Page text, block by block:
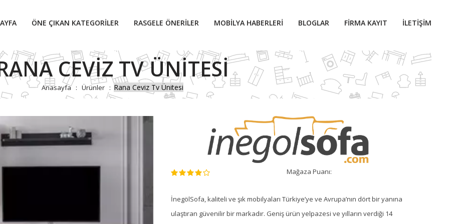
ÖNE ÇIKAN KATEGORILER RASGELE ÖNERILER MOBILYA HABERLERI BLOGLAR FIRMA KAYIT İLETIŞIM
CEVIZ TV ÜNITESI
Anasayfa Ürünler Rana Ceviz Tv Ünitesi
Mağaza Puanı:
İnegölSofa, kaliteli ve şık mobilyaları Türkiye’ye ve Avrupa’nın dört bir yanına
ulaştıran güvenilir bir markadır. Geniş ürün yelpazesi ve yılların verdiği 14